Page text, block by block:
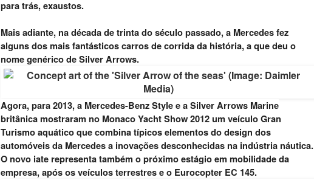
para trás, exaustos.
Mais adiante, na década de trinta do século passado, a Mercedes fez
alguns dos mais fantásticos carros de corrida da história, a que deu o
nome genérico de Silver Arrows.
Agora, para 2013, a Mercedes-Benz Style e a Silver Arrows Marine
britânica mostraram no Monaco Yacht Show 2012 um veículo Gran
Turismo aquático que combina típicos elementos do design dos
automóveis da Mercedes a inovações desconhecidas na indústria náutica.
O novo iate representa também o próximo estágio em mobilidade da
empresa, após os veículos terrestres e o Eurocopter EC 145.